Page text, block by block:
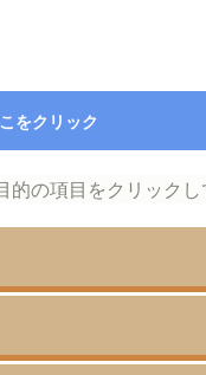
をクリック